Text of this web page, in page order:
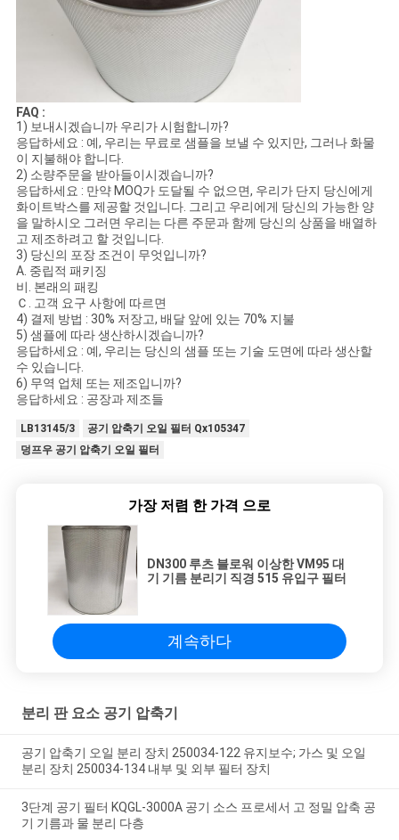
POLICY
FAQ :
1) 보내시겠습니까 우리가 시험합니까?
응답하세요 : 예, 우리는 무료로 샘플을 보낼 수 있지만, 그러나 화물
이 지불해야 합니다.
2) 소량주문을 받아들이시겠습니까?
응답하세요 : 만약 MOQ가 도달될 수 없으면, 우리가 단지 당신에게
화이트박스를 제공할 것입니다. 그리고 우리에게 당신의 가능한 양
을 말하시오 그러면 우리는 다른 주문과 함께 당신의 상품을 배열하
고 제조하려고 할 것입니다.
3) 당신의 포장 조건이 무엇입니까?
A. 중립적 패키징
비. 본래의 패킹
Ｃ. 고객 요구 사항에 따르면
4) 결제 방법 : 30% 저장고, 배달 앞에 있는 70% 지불
5) 샘플에 따라 생산하시겠습니까?
응답하세요 : 예, 우리는 당신의 샘플 또는 기술 도면에 따라 생산할
수 있습니다.
6) 무역 업체 또는 제조입니까?
응답하세요 : 공장과 제조들
LB13145/3
공기 압축기 오일 필터 Qx105347
덩프우 공기 압축기 오일 필터
가장 저렴 한 가격 으로
DN300 루츠 블로워 이상한 VM95 대
기 기름 분리기 직경 515 유입구 필터
계속하다
분리 판 요소 공기 압축기
공기 압축기 오일 분리 장치 250034-122 유지보수; 가스 및 오일
분리 장치 250034-134 내부 및 외부 필터 장치
3단계 공기 필터 KQGL-3000A 공기 소스 프로세서 고 정밀 압축 공
기 기름과 물 분리 다층